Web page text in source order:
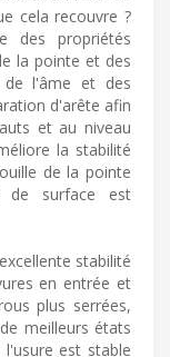
cela recouvre ?
des propriétés
la pointe et des
de l'âme et des
d'arête afin
et au niveau
la stabilité
de la pointe
surface est
stabilité
en entrée et
plus serrées,
meilleurs états
est stable